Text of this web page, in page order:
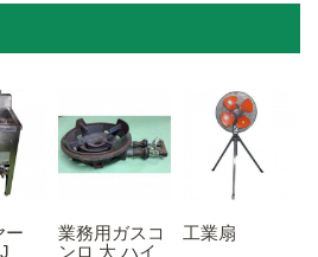
ー
業務用ガスコ
ンロ 大 ハイ
工業扇